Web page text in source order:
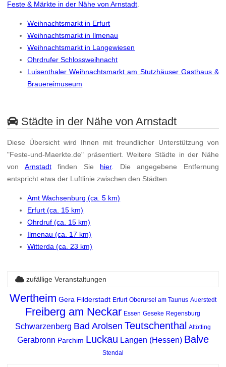
Feste & Märkte in der Nähe von Arnstadt
Weihnachtsmarkt in Erfurt
Weihnachtsmarkt in Ilmenau
Weihnachtsmarkt in Langewiesen
Ohrdrufer Schlossweihnacht
Luisenthaler Weihnachtsmarkt am Stutzhäuser Gasthaus &
Brauereimuseum
Städte in der Nähe von Arnstadt
Diese Übersicht wird Ihnen mit freundlicher Unterstützung von
"Feste-und-Maerkte.de" präsentiert. Weitere Städte in der Nähe
von Arnstadtfinden Sie hier. Die angegebene Entfernung
entspricht etwa der Luftlinie zwischen den Städten.
Amt Wachsenburg (ca. 5 km)
Erfurt (ca. 15 km)
Ohrdruf (ca. 15 km)
Ilmenau (ca. 17 km)
Witterda (ca. 23 km)
zufällige Veranstaltungen
Wertheim Gera Filderstadt Erfurt Oberursel am Taunus Auerstedt
Freiberg am Neckar Essen Geseke Regensburg
Schwarzenberg Bad Arolsen Teutschenthal Altötting
Gerabronn Parchim Luckau Langen (Hessen) Balve
Stendal